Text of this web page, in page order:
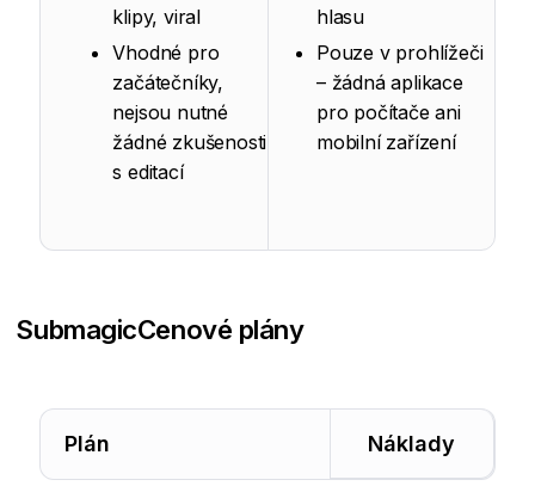
klipy, viral
Vhodné pro
začátečníky,
nejsou nutné
žádné zkušenosti
s editací
hlasu
Pouze v prohlížeči
– žádná aplikace
pro počítače ani
mobilní zařízení
SubmagicCenové plány
Plán Náklady